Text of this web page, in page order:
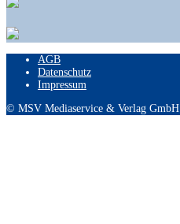
AGB
Datenschutz
Impressum
© MSV Mediaservice & Verlag GmbH